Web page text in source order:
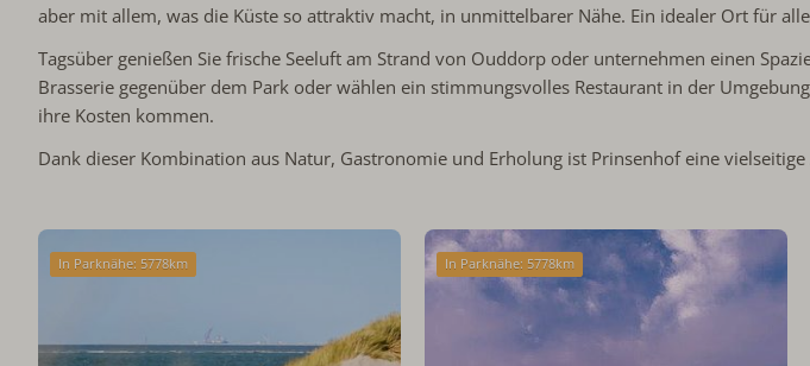
aber mit allem, was die Küste so attraktiv macht, in unmittelbarer Nähe. Ein idealer Ort für
Tagsüber genießen Sie frische Seeluft am Strand von Ouddorp oder unternehmen einen
Brasserie gegenüber dem Park oder wählen ein stimmungsvolles Restaurant in der
ihre Kosten kommen.
Dank dieser Kombination aus Natur, Gastronomie und Erholung ist Prinsenhof eine
In Parknähe: 5778km In Parknähe: 5778km